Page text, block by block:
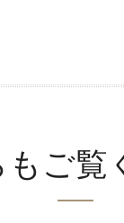
もご覧